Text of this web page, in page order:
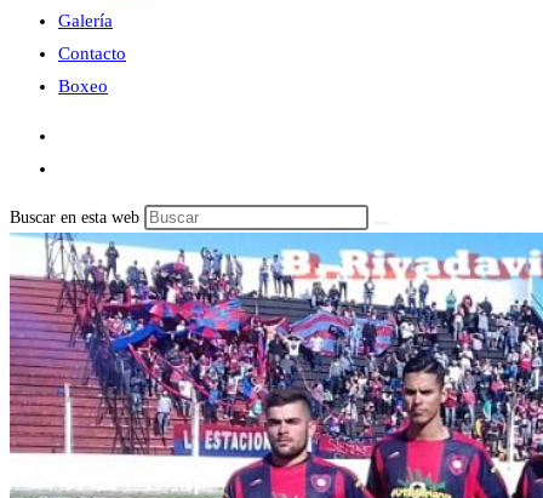
Galería
Contacto
Boxeo
Buscar en esta web